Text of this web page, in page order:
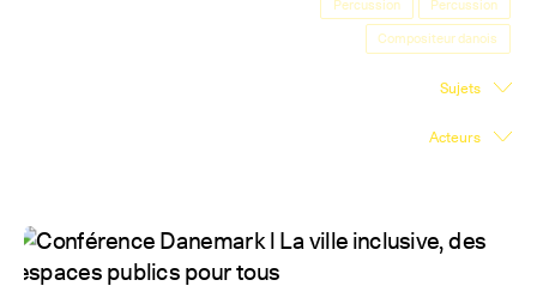
En
Percussion
Percussion
Compositeur danois
Sujets
Acteurs